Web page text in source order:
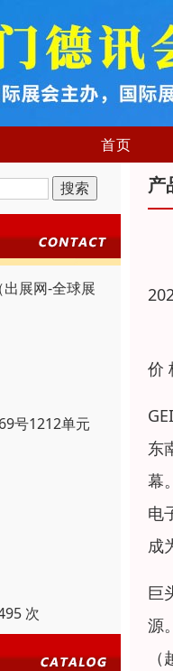
首页
展网-全球展
号1212单元
次
产
价
东
幕
电
成
巨
源